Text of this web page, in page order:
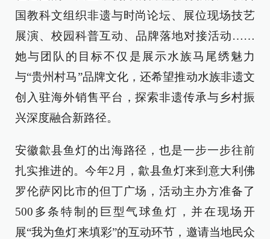
国教科文组织非遗与时尚论坛、展位现场技艺
展演、校园科普互动、品牌落地对接活动……
她与团队的目标不仅是展示水族马尾绣魅力
与“贵州村马”品牌文化，还希望推动水族非遗文
创入驻海外销售平台，探索非遗传承与乡村振
兴深度融合新路径。
安徽歙县鱼灯的出海路径，也是一步一步往前
扎实推进的。今年2月，歙县鱼灯来到意大利佛
罗伦萨冈比市的但丁广场，活动主办方准备了
500多条特制的巨型气球鱼灯，并在现场开
展“我为鱼灯来填彩”的互动环节，邀请当地民众